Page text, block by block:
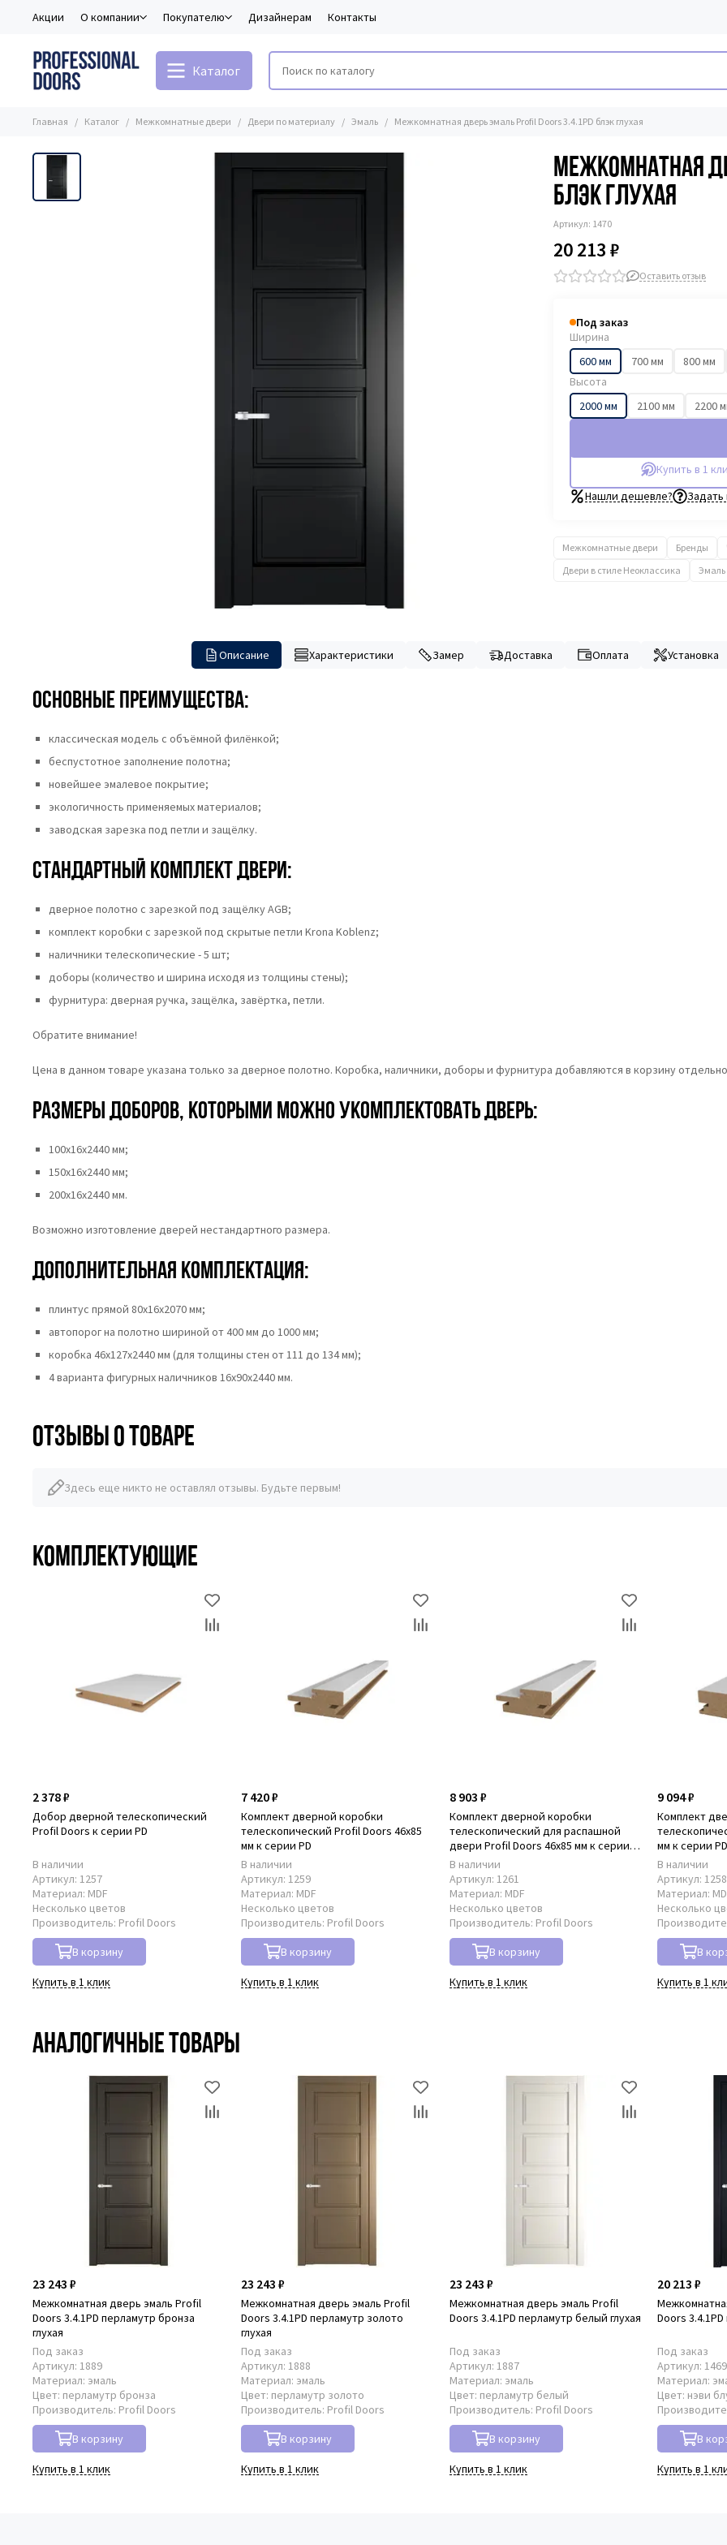
Акции О компании Покупателю Дизайнерам Контакты
Каталог
Главная Каталог Межкомнатные двери Двери по материалу Эмаль Межкомнатная дверь эмаль Profil Doors 3.4.1PD блэк глухая
Межкомнатная
блэк глухая
Артикул: 1470
20 213 ₽
Оставить отзыв
Под заказ
Ширина
600 мм
700 мм 800 мм
Высота
2000 мм
2100 мм 2200
Купить в 1
Нашли дешевле?
Задать
Межкомнатные двери Бренды
Двери в стиле Неоклассика
Эмаль
Описание Характеристики Замер Доставка Оплата Установка
Основные преимущества:
классическая модель с объёмной филёнкой;
беспустотное заполнение полотна;
новейшее эмалевое покрытие;
экологичность применяемых материалов;
заводская зарезка под петли и защёлку.
Стандартный комплект двери:
дверное полотно с зарезкой под защёлку AGB;
комплект коробки с зарезкой под скрытые петли Krona Koblenz;
наличники телескопические - 5 шт;
доборы (количество и ширина исходя из толщины стены);
фурнитура: дверная ручка, защёлка, завёртка, петли.
Обратите внимание!
Цена в данном товаре указана только за дверное полотно. Коробка, наличники, доборы и фурнитура добавляются в корзину
Размеры доборов, которыми можно укомплектовать дверь:
100х16х2440 мм;
150х16х2440 мм;
200х16х2440 мм.
Возможно изготовление дверей нестандартного размера.
Дополнительная комплектация:
плинтус прямой 80х16х2070 мм;
автопорог на полотно шириной от 400 мм до 1000 мм;
коробка 46x127x2440 мм (для толщины стен от 111 до 134 мм);
4 варианта фигурных наличников 16х90х2440 мм.
Отзывы о товаре
Здесь еще никто не оставлял отзывы. Будьте первым!
Комплектующие
2 378 ₽
Добор дверной телескопический
Profil Doors к серии PD
В наличии
Артикул: 1257
Материал: MDF
Несколько цветов
Производитель: Profil Doors
В корзину
Купить в 1 клик
7 420 ₽
Комплект дверной коробки
телескопический Profil Doors 46x85
мм к серии PD
В наличии
Артикул: 1259
Материал: MDF
Несколько цветов
Производитель: Profil Doors
В корзину
Купить в 1 клик
8 903 ₽
Комплект дверной коробки
телескопический для распашной
двери Profil Doors 46x85 мм к серии
PD
В наличии
Артикул: 1261
Материал: MDF
Несколько цветов
Производитель: Profil Doors
В корзину
Купить в 1 клик
9 094 ₽
Комплект
мм к серии PD
В наличии
Артикул: 1258
Материал:
Несколько
В
Купить в 1
Аналогичные товары
23 243 ₽
Межкомнатная дверь эмаль Profil
Doors 3.4.1PD перламутр бронза
глухая
Под заказ
Артикул: 1889
Материал: эмаль
Цвет: перламутр бронза
Производитель: Profil Doors
В корзину
Купить в 1 клик
23 243 ₽
Межкомнатная дверь эмаль Profil
Doors 3.4.1PD перламутр золото
глухая
Под заказ
Артикул: 1888
Материал: эмаль
Цвет: перламутр золото
Производитель: Profil Doors
В корзину
Купить в 1 клик
23 243 ₽
Межкомнатная дверь эмаль Profil
Doors 3.4.1PD перламутр белый глухая
Под заказ
Артикул: 1887
Материал: эмаль
Цвет: перламутр белый
Производитель: Profil Doors
В корзину
Купить в 1 клик
20 213 ₽
Doors 3.4.1PD
Под заказ
Артикул: 1469
Материал:
Цвет: нэви
В
Купить в 1